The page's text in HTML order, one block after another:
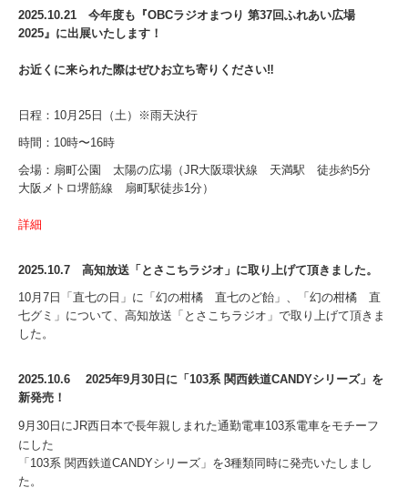
2025.10.21 今年度も『OBCラジオまつり 第37回ふれあい広場
2025』に出展いたします！
お近くに来られた際はぜひお立ち寄りください‼
日程：10月25日（土）※雨天決行
時間：10時〜16時
会場：扇町公園 太陽の広場（JR大阪環状線 天満駅 徒歩約5分
大阪メトロ堺筋線 扇町駅徒歩1分）
詳細
2025.10.7 高知放送 「とさこちラジオ」に取り上げて頂きました。
10月7日「直七の日」に「幻の柑橘 直七のど飴」、「幻の柑橘 直
七グミ」について、高知放送「とさこちラジオ」で取り上げて頂きま
した。
2025.10.6 2025年9月30日に「103系 関西鉄道CANDYシリーズ」を
新発売！
9月30日にJR西日本で長年親しまれた通勤電車103系電車をモチーフ
にした
「103系 関西鉄道CANDYシリーズ」を3種類同時に発売いたしまし
た。